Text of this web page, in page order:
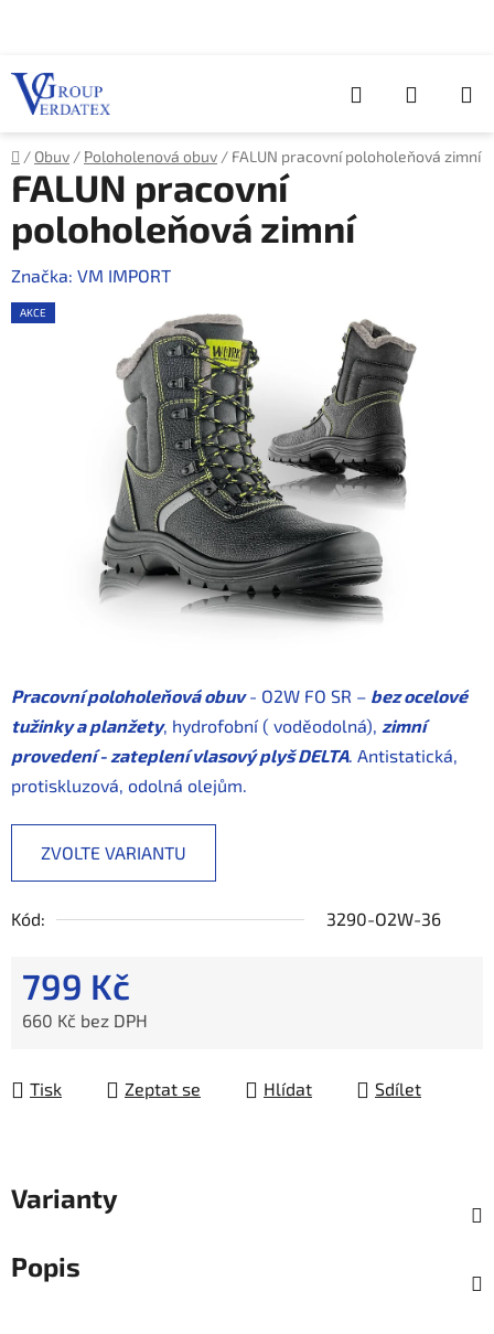
Hledat
KOŠÍK
Domů
/ Obuv / Poloholenová obuv / FALUN pracovní poloholeňová zimní
Pracovní poloholeňová obuv- O2W FO SR – bez ocelové
tužinky a planžety, hydrofobní ( voděodolná), zimní
provedení - zateplení vlasový plyš DELTA. Antistatická,
protiskluzová, odolná olejům.
ZVOLTE VARIANTU
Kód: 3290-O2W-36
799 Kč
660 Kč bez DPH
Tisk
Zeptat se Hlídat Sdílet
FALUN pracovní
poloholeňová zimní
Značka: VM IMPORT
AKCE
Varianty
Popis